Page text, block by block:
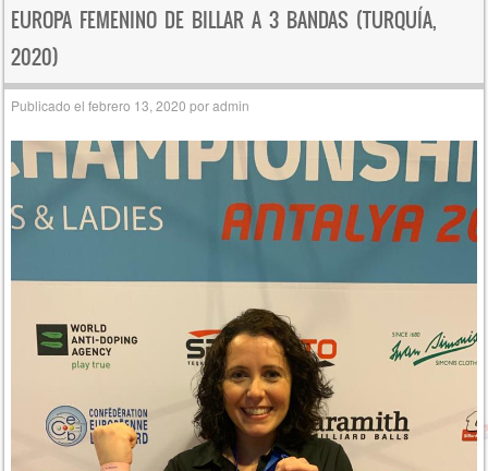
EUROPA FEMENINO DE BILLAR A 3 BANDAS (TURQUÍA,
2020)
Publicado elfebrero 13, 2020 poradmin